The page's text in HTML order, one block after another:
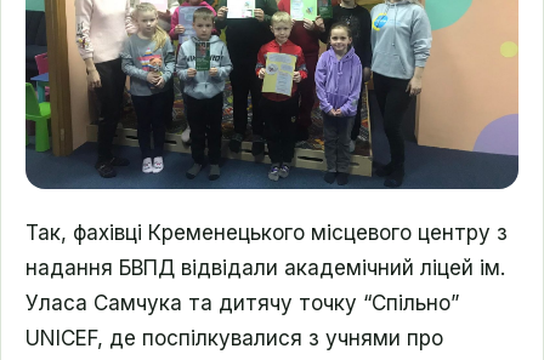
Так, фахівці Кременецького місцевого центру з
надання БВПД відвідали академічний ліцей ім.
Уласа Самчука та дитячу точку “Спільно”
UNICEF, де поспілкувалися з учнями про